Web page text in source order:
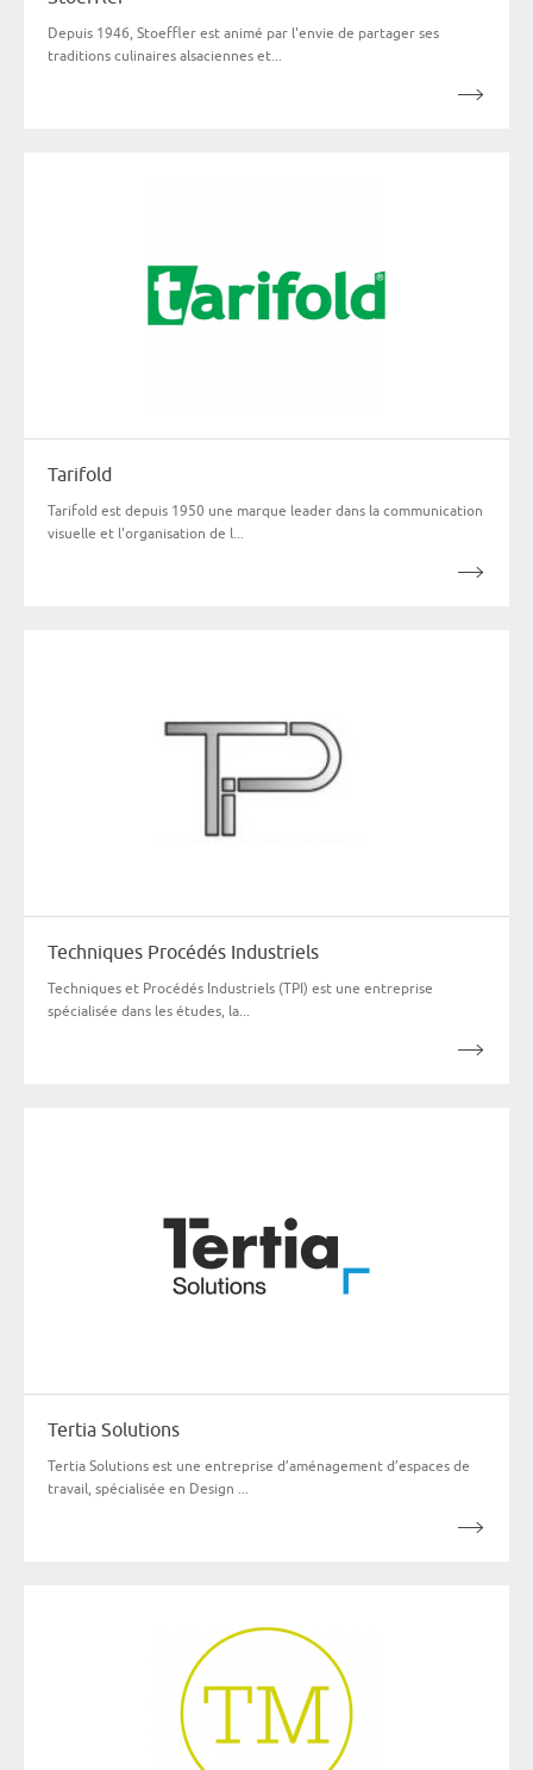
Depuis 1946, Stoeffler est animé par l'envie de partager ses
traditions culinaires alsaciennes et...
Tarifold
Tarifold est depuis 1950 une marque leader dans la communication
visuelle et l'organisation de l...
Techniques Procédés Industriels
Techniques et Procédés Industriels (TPI) est une entreprise
spécialisée dans les études, la...
Tertia Solutions
Tertia Solutions est une entreprise d’aménagement d’espaces de
travail, spécialisée en Design ...